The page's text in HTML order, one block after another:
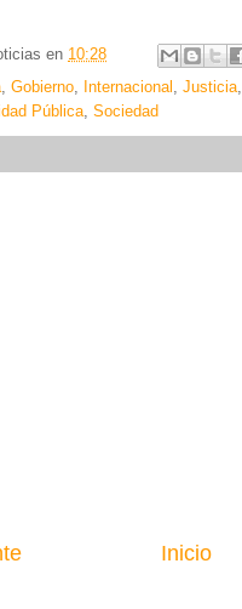
en 10:28
, Gobierno, Internacional , Justicia,
Pública, Sociedad
Inicio